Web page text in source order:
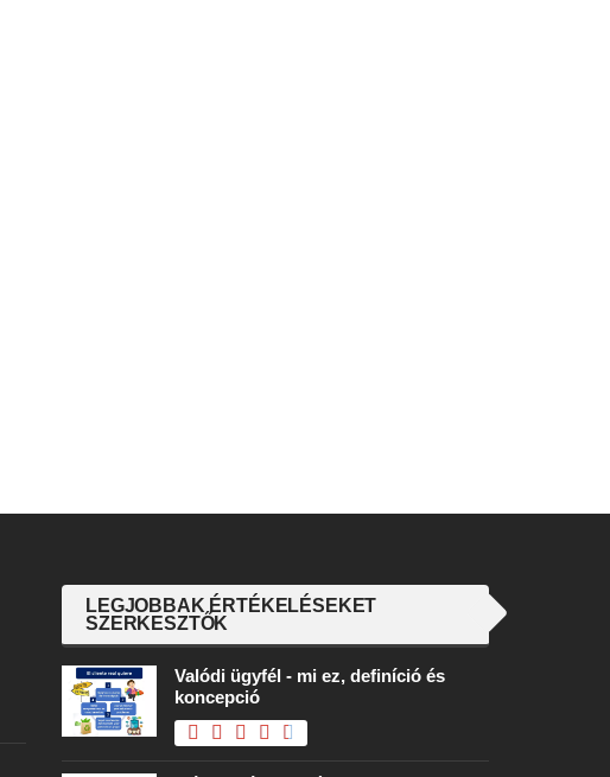
LEGJOBBAK ÉRTÉKELÉSEKET
SZERKESZTŐK
Valódi ügyfél - mi ez, definíció és
koncepció